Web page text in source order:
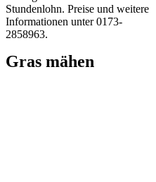
Stundenlohn. Preise und weitere
Informationen unter 0173-
2858963.
Gras mähen